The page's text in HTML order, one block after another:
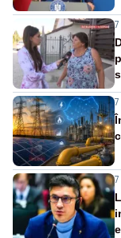
7
7
7